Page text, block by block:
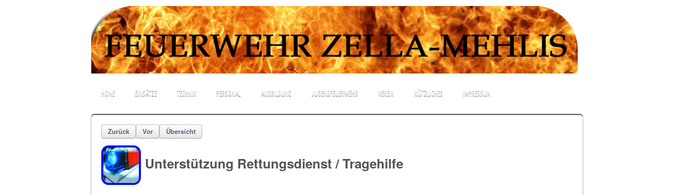
.
HOME EINSÄTZE TECHNIK PERSONAL AUSBILDUNG JUGENDFEUERWEHR VEREIN NÜTZLICHES IMPRESSUM
Zurück Vor Übersicht
Unterstützung Rettungsdienst / Tragehilfe